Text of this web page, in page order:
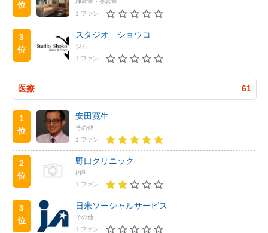
位
1 ファン
3
位
スタジオ ショウコ
ジム
1 ファン
医療 61
1
位
安田寛生
その他
1 ファン
2
位
野口クリニック
内科
1 ファン
3
位
日米ソーシャルサービス
その他
1 ファン